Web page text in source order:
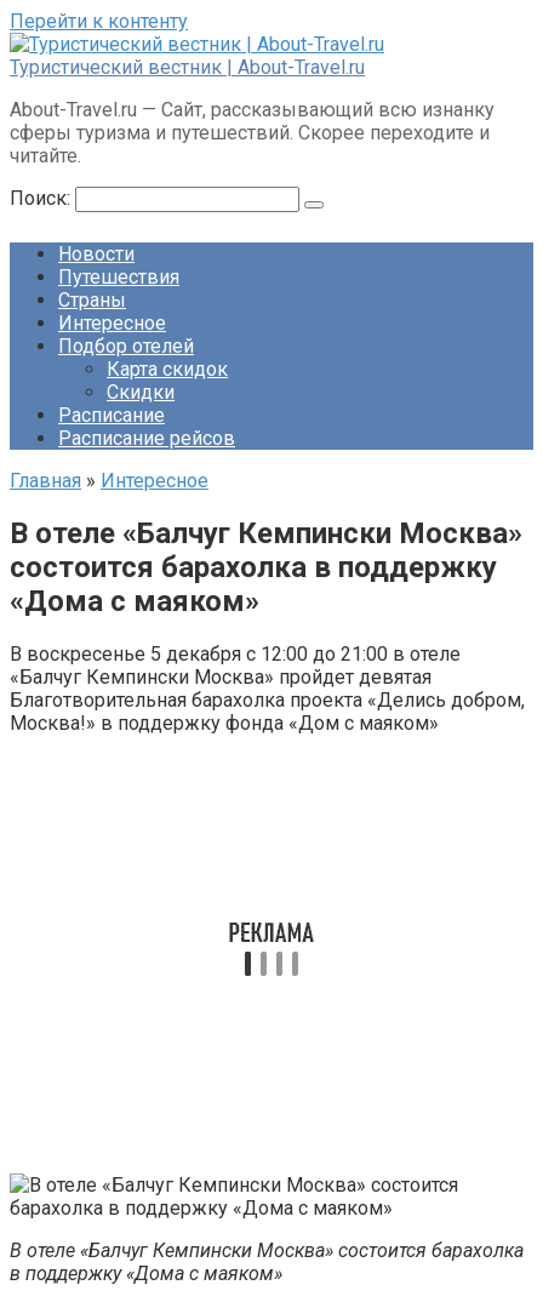
Перейти к контенту
Туристический вестник | About-Travel.ru
About-Travel.ru — Сайт, рассказывающий всю изнанку
сферы туризма и путешествий. Скорее переходите и
читайте.
Поиск:
Новости
Путешествия
Страны
Интересное
Подбор отелей
Карта скидок
Скидки
Расписание
Расписание рейсов
Главная » Интересное
В отеле «Балчуг Кемпински Москва»
состоится барахолка в поддержку
«Дома с маяком»
В воскресенье 5 декабря с 12:00 до 21:00 в отеле
«Балчуг Кемпински Москва» пройдет девятая
Благотворительная барахолка проекта «Делись добром,
Москва!» в поддержку фонда «Дом с маяком»
В отеле «Балчуг Кемпински Москва» состоится барахолка
в поддержку «Дома с маяком»